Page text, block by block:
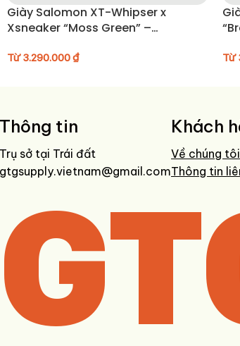
Giày Salomon XT-Whipser x
Xsneaker “Moss Green” –
Từ3.290.000₫ Từ
Thông tin
Trụ sở tại Trái đất
gtgsupply.vietnam@gmail.com
Khách
Về chúng tôi
Thông tin